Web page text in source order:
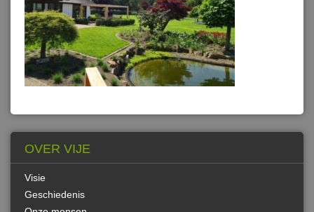
OVER VIJE
Visie
Geschiedenis